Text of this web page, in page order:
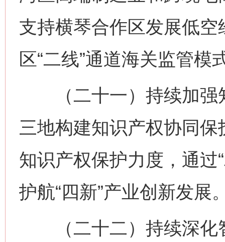
支持横琴合作区发展低
区“二线”通道海关监管模
（二十一）持续加强
三地构建知识产权协同
知识产权保护力度，通过
护航“四新”产业创新发展
（二十二）持续深化